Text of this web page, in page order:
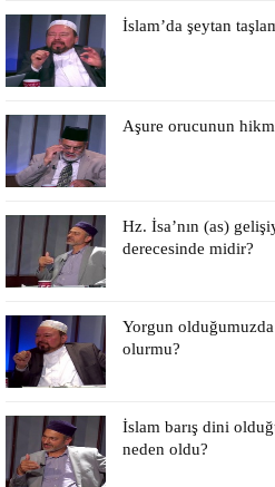
İslam’da şeytan
Aşure orucunun
Hz. İsa’nın (as)
derecesinde midir?
Yorgun olduğumuzda
olurmu?
İslam barış dini
neden oldu?